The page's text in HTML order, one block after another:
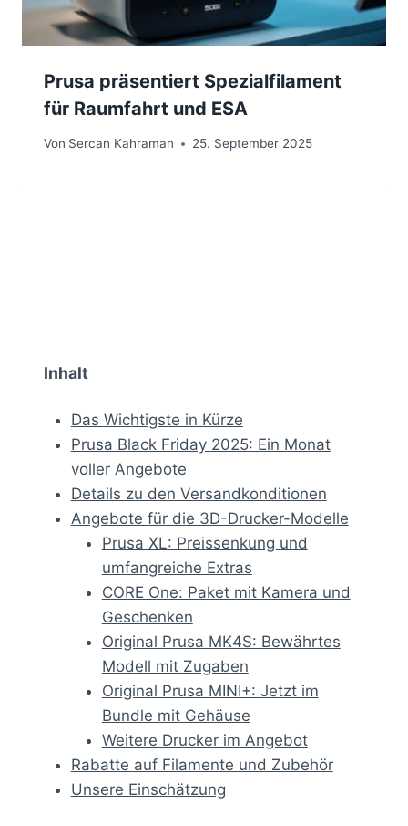
Prusa präsentiert Spezialfilament
für Raumfahrt und ESA
Von Sercan Kahraman 25. September 2025
Inhalt
Das Wichtigste in Kürze
Prusa Black Friday 2025: Ein Monat
voller Angebote
Details zu den Versandkonditionen
Angebote für die 3D-Drucker-Modelle
Prusa XL: Preissenkung und
umfangreiche Extras
CORE One: Paket mit Kamera und
Geschenken
Original Prusa MK4S: Bewährtes
Modell mit Zugaben
Original Prusa MINI+: Jetzt im
Bundle mit Gehäuse
Weitere Drucker im Angebot
Rabatte auf Filamente und Zubehör
Unsere Einschätzung